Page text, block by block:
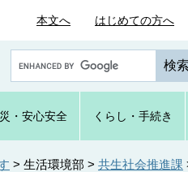
本文へ はじめての方へ
o
e
カ
・ 安心安全 くらし ・手続き
> 生活環境部 > 共生社会推進課